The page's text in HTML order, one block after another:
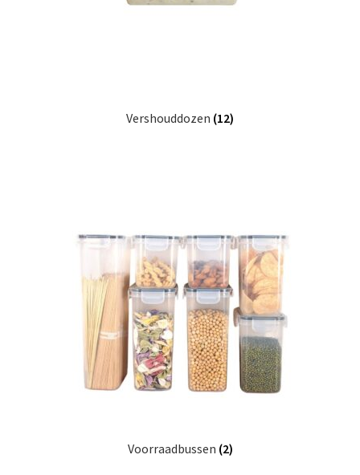
Vershouddozen (12)
Voorraadbussen (2)